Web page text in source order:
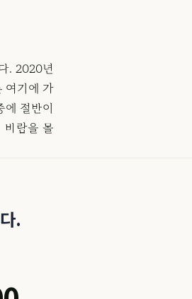
. 2020년
여기에 가
절반이
바람을 몰
.